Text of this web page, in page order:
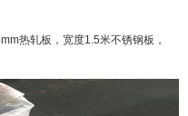
热轧板，宽度1.5米不锈钢板，